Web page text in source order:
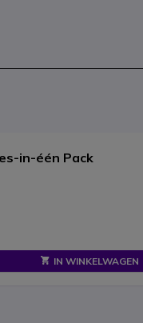
in-één Pack
IN WINKELWAGEN